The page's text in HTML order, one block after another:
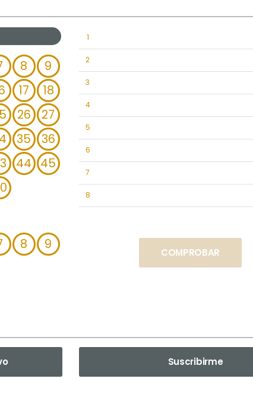
8
9
17
18
26
27
35
36
44 45
8
9
1
2
3
4
5
6
7
8
COMPROBAR
Suscribirme